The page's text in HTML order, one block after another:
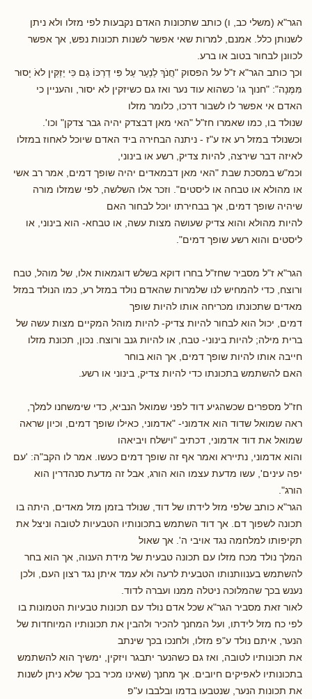
הגר"א (משלי כב, ו) כותב שתכונות האדם נקבעות לפי מזלו ולא ניתן
לשנותן כלל. אמנם, למרות שאי אפשר לשנות תכונות נפש, אך אפשר
לכוונן לבחור בטוב או ברע.
וכך כותב הגר"א ז"ל על הפסוק "חֲנֹךְ לַנַעַר עַל פִּי דַרְכּוֹ גַם כִּּי יַזְקִּין לאֹ יָסוּר
מִּמֶּנָה": "חנוך גו' כשהוא עוד נער ואז גם כשיזקין לא יסור, והעניין כי
האדם אי אפשר לו לשבור דרכו, כלומר מזלו
שנולד בו, כמו שאמרו חז"ל "האי מאן דבצדק יהיה גבר צדקן" וכו'.
וכשנולד במזל רע אז ע"ז - ניתנה הבחירה ביד האדם שיוכל לאחוז במזלו
לאיזה דבר שירצה, להיות צדיק, רשע או בינוני,
וכמ"ש במסכת שבת "האי מאן דבמאדים יהיה שופך דמים, אמר רב אשי
או מהולא או טבחה או ליסטים". וזכר אלו השלשה, לפי שמזלו מורה
שיהיה שופך דמים, אך בבחירתו יוכל לבחור האם
להיות מהולא והוא צדיק שעושה מצות עשה, או טבחא- הוא בינוני, או
ליסטים והוא רשע שופך דמים".
הגר"א ז"ל מסביר שחז"ל בחרו דוקא בשלש דוגמאות אלו, של מוהל, טבח
ורוצח, כדי להמחיש לנו שלמרות שהאדם נולד במזל רע, כמו הנולד במזל
מאדים שתכונתו מכריחה אותו להיות שופך
דמים, יכול הוא לבחור להיות צדיק- להיות מוהל המקיים מצות עשה של
ברית מילה; להיות בינוני- טבח, או להיות גנב ורוצח. נכון, תכונת מזלו
חייבה אותו להיות שופך דמים, אך הוא בוחר
האם להשתמש בתכונתו כדי להיות צדיק, בינוני או רשע.
חז"ל מספרים שכשהגיע דוד לפני שמואל הנביא, כדי שימשחנו למלך,
ראה שמואל שדוד הוא אדמוני- "אדמוני, כאילו שופך דמים, וכיון שראה
שמואל את דוד אדמוני, דכתיב "וישלח ויביאהו
והוא אדמוני, נתיירא ואמר אף זה שופך דמים כעשו. אמר לו הקב"ה: 'עם
יפה עינים', עשו מדעת עצמו הוא הורג, אבל זה מדעת סנהדרין הוא
הורג".
הגר"א כותב שלפי מזל לידתו של דוד, שנולד בזמן מזל מאדים, היתה בו
תכונה לשפוך דם. אך דוד השתמש בתכונותיו הטבעיות לטובה וניצל את
תקיפותו למלחמה נגד אויבי ה'. אך שאול
המלך נולד מכח מזלו עם תכונה טבעית של מידת הענוה, אך הוא בחר
להשתמש בענוותנותו הטבעית לרעה ולא עמד איתן נגד רצון העם, ולכן
נענש בכך שהמלוכה ניטלה ממנו ועברה לדוד.
לאור זאת מסביר הגר"א שכל אדם נולד עם תכונות טבעיות הטמונות בו
לפי כח מזל לידתו, ועל המחנך להכיר ולהבין את תכונותיו המיוחדות של
הנער, איתם נולד ע"פ מזלו, ולחנכו בכך שינתב
את תכונותיו לטובה, ואז גם כשהנער יתבגר ויזקין, ימשיך הוא להשתמש
בתכונותיו לאפיקים חיובים. אך מחנך (שאינו מכיר בכך שלא ניתן לשנות
את תכונות הנער, שנטבעו בדמו ובלבבו ע"פ